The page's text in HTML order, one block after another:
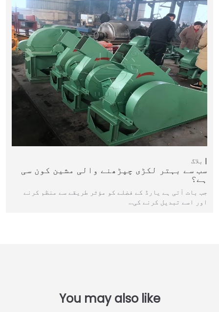
بلاگ
سب سے بہتر لکڑی چپڑھنے والی مشین کون سی
ہے؟
جب بات آتی ہے یارڈ کے فضلے کو مؤثر طریقے سے منظم کرنے
اور اسے تبدیل کرنے کی…